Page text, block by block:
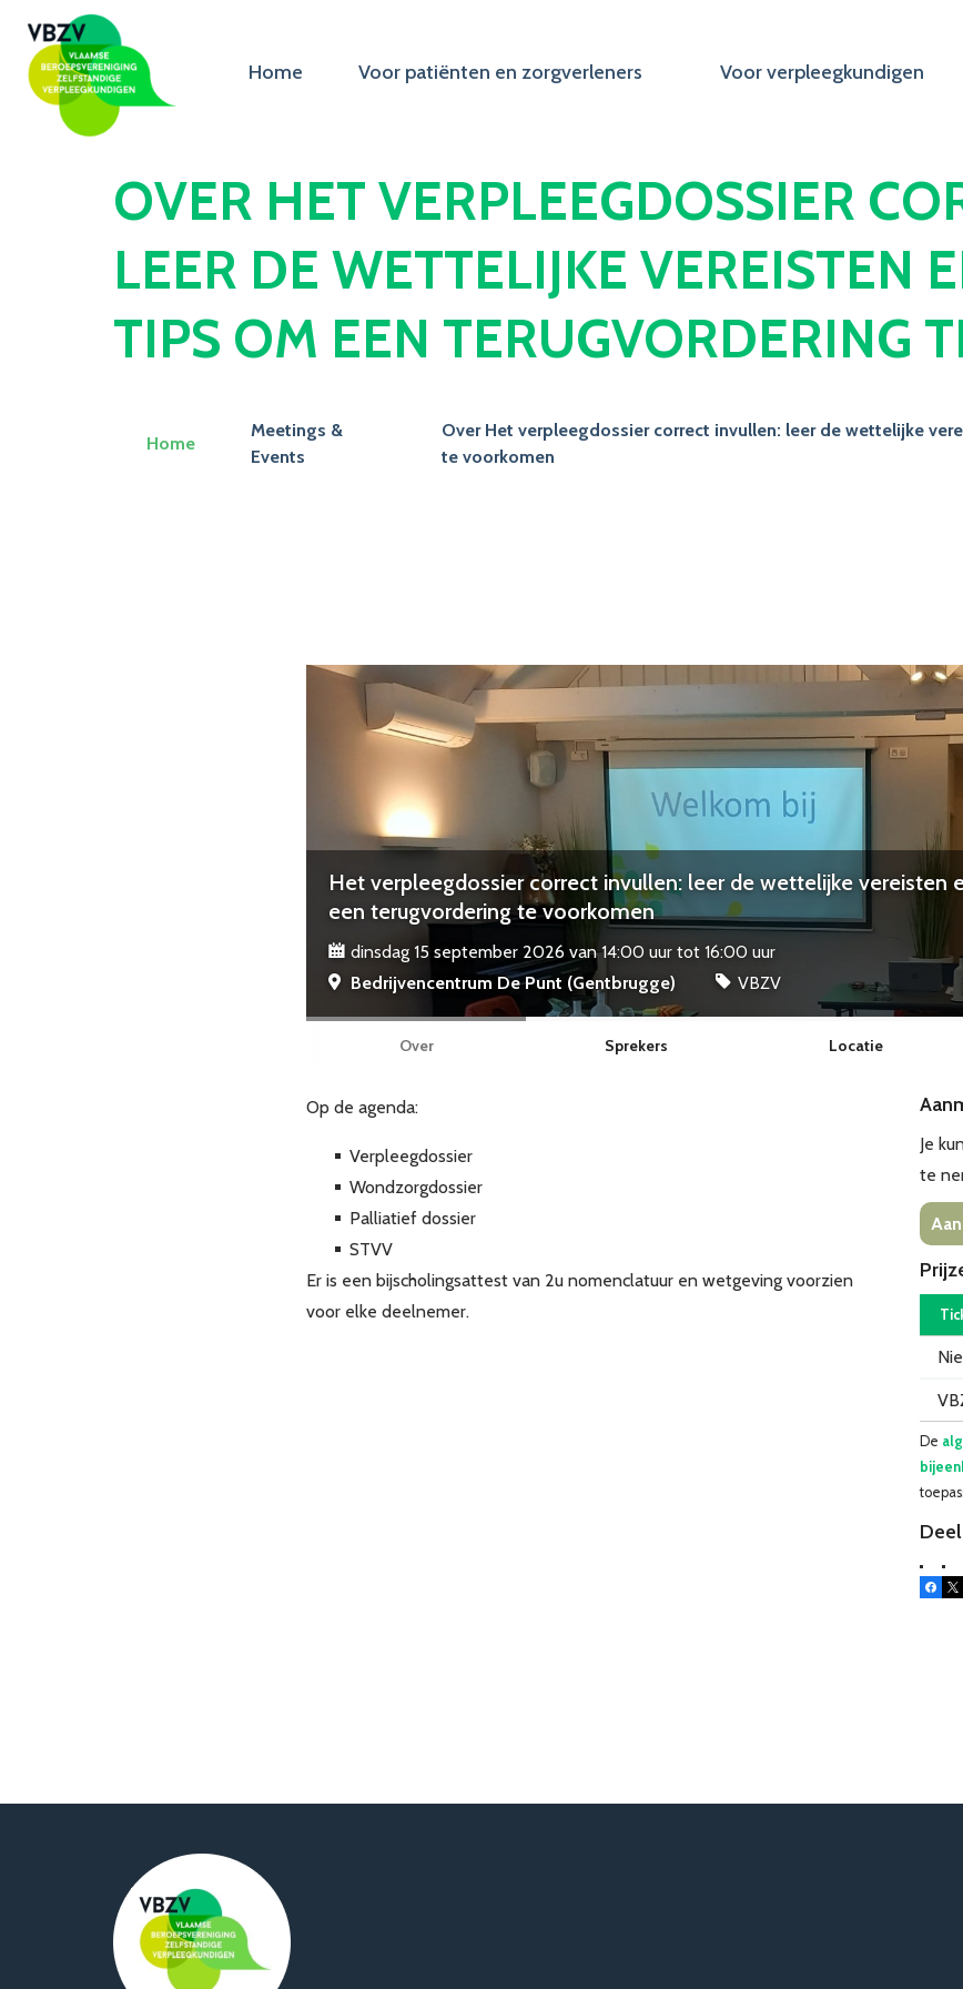
Home Voor patiënten en zorgverleners Voor verpleegkundigen
OVER HET VERPLEEGDOSSIER
LEER DE WETTELIJKE VEREISTEN
TIPS OM EEN TERUGVORDERING
Home
Meetings &
Events
Over Het verpleegdossier correct invullen: leer de wettelijke
te voorkomen
Het verpleegdossier correct invullen: leer de wettelijke vereisten
een terugvordering te voorkomen
dinsdag 15 september 2026 van 14:00 uur tot 16:00 uur
Bedrijvencentrum De Punt (Gentbrugge)
VBZV
Over Sprekers Locatie
Op de agenda:
Verpleegdossier
Wondzorgdossier
Palliatief dossier
STVV
Er is een bijscholingsattest van 2u nomenclatuur en wetgeving voorzien
voor elke deelnemer.
Je
te
De
X